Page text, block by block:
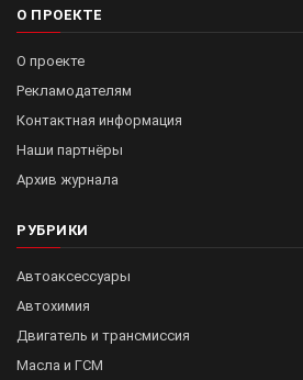
О ПРОЕКТЕ
О проекте
Рекламодателям
Контактная информация
Наши партнёры
Архив журнала
РУБРИКИ
Автоаксессуары
Автохимия
Двигатель и трансмиссия
Масла и ГСМ